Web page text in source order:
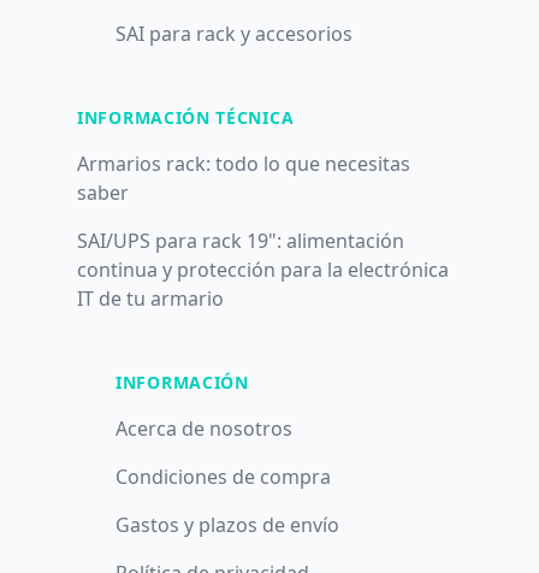
SAI para rack y accesorios
INFORMACIÓN TÉCNICA
Armarios rack: todo lo que necesitas
saber
SAI/UPS para rack 19": alimentación
continua y protección para la electrónica
IT de tu armario
INFORMACIÓN
Acerca de nosotros
Condiciones de compra
Gastos y plazos de envío